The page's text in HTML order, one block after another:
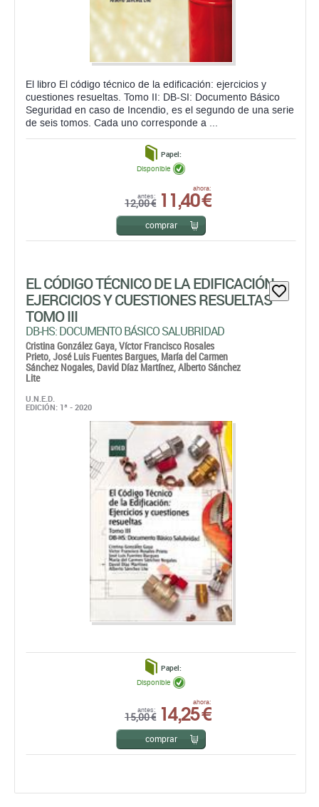
El libro El código técnico de la edificación: ejercicios y
cuestiones resueltas. Tomo II: DB-SI: Documento Básico
Seguridad en caso de Incendio, es el segundo de una serie
de seis tomos. Cada uno corresponde a ...
Papel:
antes:
12,00 €
ahora:
11,40 €
Disponible
comprar
EL CÓDIGO TÉCNICO DE LA EDIFICACIÓN
EJERCICIOS Y CUESTIONES RESUELTAS
TOMO III
DB-HS: DOCUMENTO BÁSICO SALUBRIDAD
Cristina González Gaya,Víctor Francisco Rosales
Prieto,José Luis Fuentes Bargues, María del Carmen
Sánchez Nogales, David Díaz Martínez,Alberto Sánchez
Lite
U.N.E.D.
EDICIÓN: 1ª - 2020
Papel:
antes:
15,00 €
ahora:
14,25 €
Disponible
comprar